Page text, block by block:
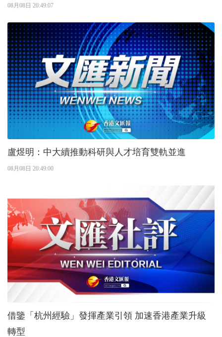
08月08日 20:49:07
盧煜明：中大續推動科研與人才培育雙軌並進
08月08日 20:49:00
借鑒「杭州經驗」發揮產業引領 加速香港產業升級
轉型